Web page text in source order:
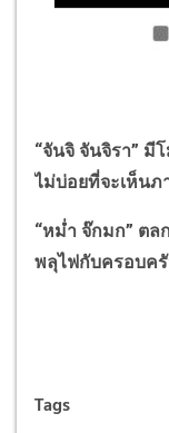
“จันจิ จันจิรา” มี
ไม่บ่อยที่จะเห็น
“หม่ำ จ๊กมก” ตล
พลุไฟกับครอบครั
Tags